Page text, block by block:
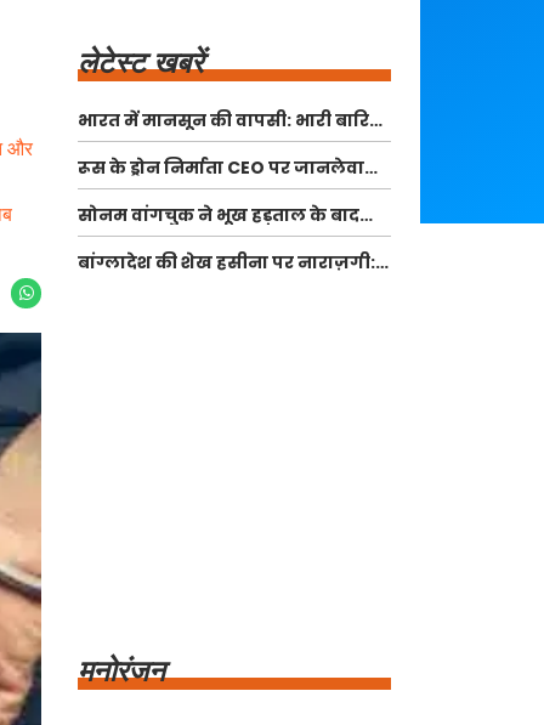
और
लेटेस्ट खबरें
भारत में मानसून की वापसी: भारी बारिश
की चेतावनी
रूस के ड्रोन निर्माता CEO पर जानलेवा
हमला: क्या है सच्चाई?
सोनम वांगचुक ने भूख हड़ताल के बाद
छात्रों के लिए साझा किए विचार
बांग्लादेश की शेख हसीना पर नाराज़गी:
मनोरंजन